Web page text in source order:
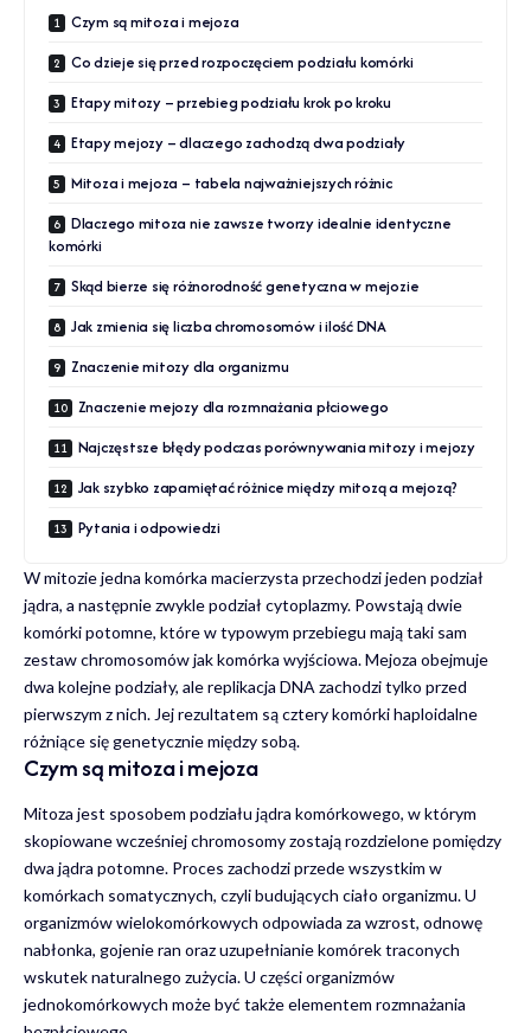
Czym są mitoza i mejoza
Co dzieje się przed rozpoczęciem podziału komórki
Etapy mitozy – przebieg podziału krok po kroku
Etapy mejozy – dlaczego zachodzą dwa podziały
Mitoza i mejoza – tabela najważniejszych różnic
Dlaczego mitoza nie zawsze tworzy idealnie identyczne
komórki
Skąd bierze się różnorodność genetyczna w mejozie
Jak zmienia się liczba chromosomów i ilość DNA
Znaczenie mitozy dla organizmu
Znaczenie mejozy dla rozmnażania płciowego
Najczęstsze błędy podczas porównywania mitozy i mejozy
Jak szybko zapamiętać różnice między mitozą a mejozą?
Pytania i odpowiedzi
W mitozie jedna komórka macierzysta przechodzi jeden podział
jądra, a następnie zwykle podział cytoplazmy. Powstają dwie
komórki potomne, które w typowym przebiegu mają taki sam
zestaw chromosomów jak komórka wyjściowa. Mejoza obejmuje
dwa kolejne podziały, ale replikacja DNA zachodzi tylko przed
pierwszym z nich. Jej rezultatem są cztery komórki haploidalne
różniące się genetycznie między sobą.
Czym są mitoza i mejoza
Mitoza jest sposobem podziału jądra komórkowego, w którym
skopiowane wcześniej chromosomy zostają rozdzielone pomiędzy
dwa jądra potomne. Proces zachodzi przede wszystkim w
komórkach somatycznych, czyli budujących ciało organizmu. U
organizmów wielokomórkowych odpowiada za wzrost, odnowę
nabłonka, gojenie ran oraz uzupełnianie komórek traconych
wskutek naturalnego zużycia. U części organizmów
jednokomórkowych może być także elementem rozmnażania